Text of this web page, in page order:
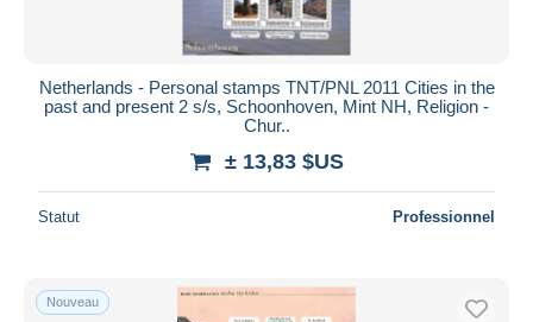
Netherlands - Personal stamps TNT/PNL 2011 Cities in the
past and present 2 s/s, Schoonhoven, Mint NH, Religion -
Chur..
± 13,83 $US
Statut Professionnel
Nouveau